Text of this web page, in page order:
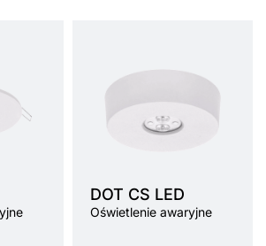
DOT CS LED
Oświetlenie awaryjne